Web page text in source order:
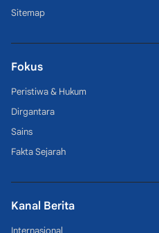
Sitemap
Fokus
Peristiwa & Hukum
Dirgantara
Sains
Fakta Sejarah
Kanal Berita
Internasional